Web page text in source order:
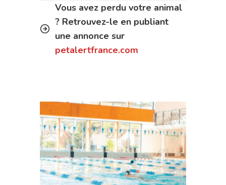
Vous avez perdu votre animal
? Retrouvez-le en publiant
une annonce sur
petalertfrance.com